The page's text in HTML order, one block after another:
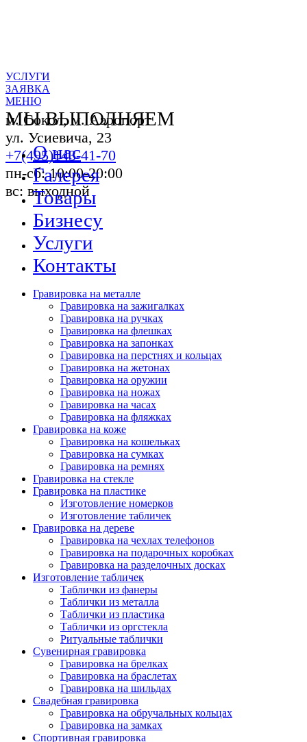
м. Сокол, м. Аэропорт
ул. Усиевича, 23
+7(495)143-41-70
пн-сб: 10:00-20:00
вс: выходной
УСЛУГИ
ЗАЯВКА
МЕНЮ
МЫ ВЫПОЛНЯЕМ
О нас
Галерея
Товары
Бизнесу
Услуги
Контакты
Гравировка на металле
Гравировка на зажигалках
Гравировка на ручках
Гравировка на флешках
Гравировка на запонках
Гравировка на перстнях и кольцах
Гравировка на жетонах
Гравировка на оружии
Гравировка на ножах
Гравировка на часах
Гравировка на фляжках
Гравировка на коже
Гравировка на кошельках
Гравировка на сумках
Гравировка на ремнях
Гравировка на стекле
Гравировка на пластике
Изготовление номерков
Изготовление табличек
Гравировка на дереве
Гравировка на чехлах телефонов
Гравировка на подарочных коробках
Гравировка на разделочных досках
Изготовление табличек
Таблички из фанеры
Таблички из металла
Таблички из пластика
Таблички из оргстекла
Ритуальные таблички
Сувенирная гравировка
Гравировка на брелках
Гравировка на браслетах
Гравировка на шильдах
Свадебная гравировка
Гравировка на обручальных кольцах
Гравировка на замках
Спортивная гравировка